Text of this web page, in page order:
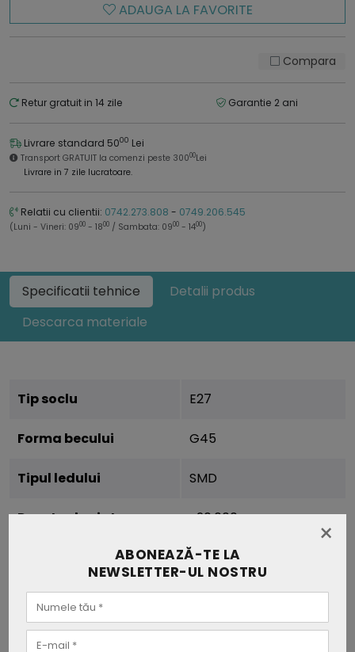
ADAUGA LA FAVORITE
Compara
Retur gratuit in 14 zile Garantie 2 ani
Livrare standard 5000 Lei
Transport GRATUIT la comenzi peste 30000Lei
Livrare in 7 zile lucratoare.
Relatii cu clientii: 0742.273.808 - 0749.206.545
(Luni - Vineri: 0900 - 1800 / Sambata: 0900 - 1400)
Specificatii tehnice
Detalii produs
Descarca materiale
Tip soclu E27
Forma becului G45
Tipul ledului SMD
Durata de viata >20.000 ore
4.5W
Putere echivalenta (W) 40W
Voltaj AC:220-240V
×
ABONEAZĂ-TE LA
NEWSLETTER-UL NOSTRU